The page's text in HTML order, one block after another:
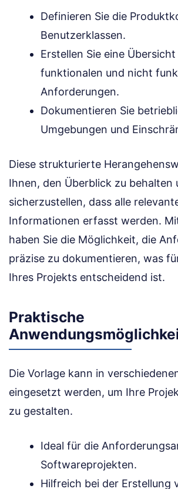
Definieren Sie die
Benutzerklassen.
Erstellen Sie eine
funktionalen und nicht
Anforderungen.
Dokumentieren Sie
Umgebungen und
Diese strukturierte
Ihnen, den Überblick zu behalten
sicherzustellen, dass alle
Informationen erfasst werden.
haben Sie die Möglichkeit, die
präzise zu dokumentieren, was
Ihres Projekts entscheidend ist.
Praktische
Die Vorlage kann in
eingesetzt werden, um Ihre
zu gestalten.
Ideal für die
Softwareprojekten.
Hilfreich bei der Erstellung